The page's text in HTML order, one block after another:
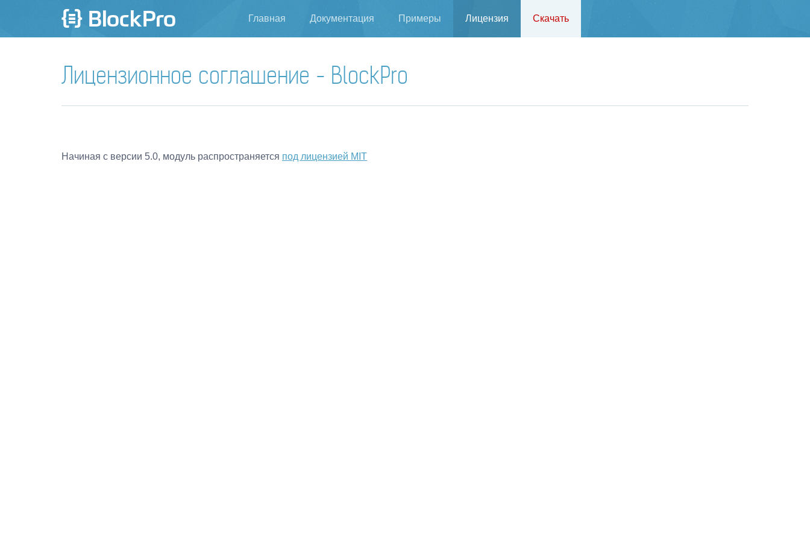
Главная Документация Примеры Лицензия Скачать
Лицензионное соглашение - BlockPro
Начиная с версии 5.0, модуль распространяется под лицензией MIT